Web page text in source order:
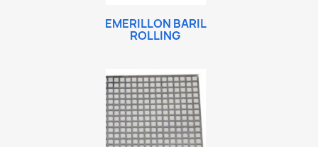
EMERILLON BARIL
ROLLING